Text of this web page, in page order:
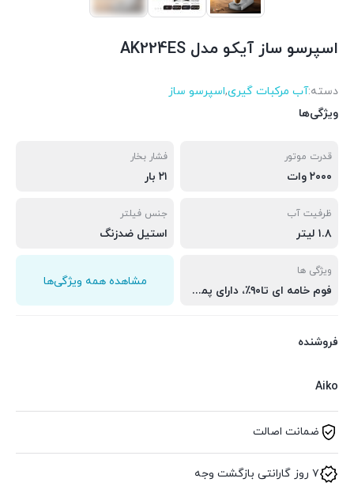
اسپرسو ساز آیکو مدل AK224ES
دسته:آب مرکبات گیری,اسپرسو ساز
ویژگی‌ها
قدرت موتور
۲۰۰۰ وات
فشار بخار
۲۱ بار
ظرفیت آب
۱.۸ لیتر
جنس فیلتر
استیل ضدزنگ
ویژگی ها
فوم خامه ای تا۹۰٪، دارای پمپ ایتالیایی با کیفیت، قابلیت کف دار کردن شیر
مشاهده همه ویژگی‌ها
فروشنده
Aiko
ضمانت اصالت
۷ روز گارانتی بازگشت وجه